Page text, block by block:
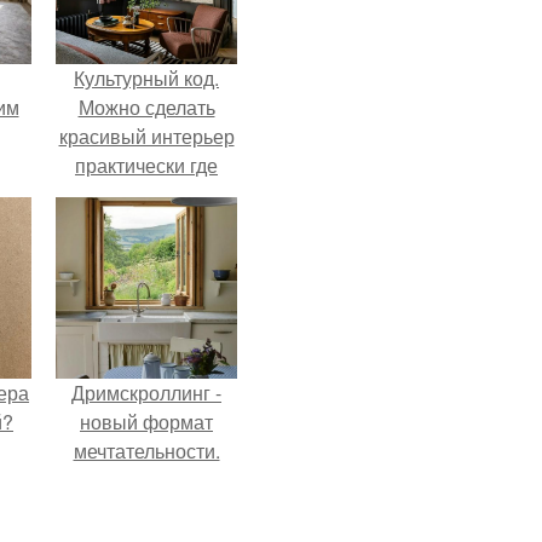
Культурный код.
Можно сделать
красивый интерьер
практически где
угодно.
Дримскроллинг -
новый формат
мечтательности.